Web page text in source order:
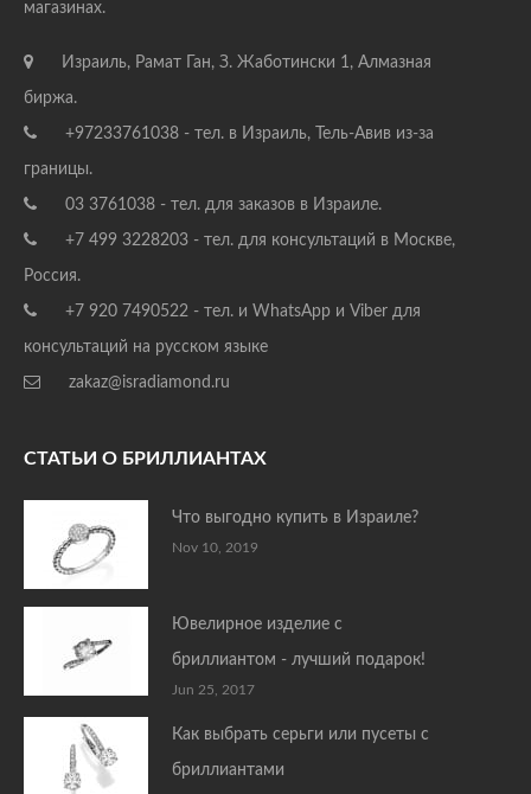
магазинах.
Израиль, Рамат Ган, З. Жаботински 1, Алмазная
биржа.
+97233761038 - тел. в Израиль, Тель-Авив из-за
границы.
03 3761038 - тел. для заказов в Израиле.
+7 499 3228203 - тел. для консультаций в Москве,
Россия.
+7 920 7490522 - тел. и WhatsApp и Viber для
консультаций на русском языке
zakaz@isradiamond.ru
СТАТЬИ О БРИЛЛИАНТАХ
Что выгодно купить в Израиле?
Nov 10, 2019
Ювелирное изделие с
бриллиантом - лучший подарок!
Jun 25, 2017
Как выбрать серьги или пусеты с
бриллиантами